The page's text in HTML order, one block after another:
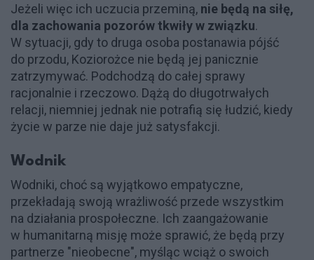
Jeżeli więc ich uczucia przeminą, nie będą na siłę,
dla zachowania pozorów tkwiły w związku.
W sytuacji, gdy to druga osoba postanawia pójść
do przodu, Koziorożce nie będą jej panicznie
zatrzymywać. Podchodzą do całej sprawy
racjonalnie i rzeczowo. Dążą do długotrwałych
relacji, niemniej jednak nie potrafią się łudzić, kiedy
życie w parze nie daje już satysfakcji.
Wodnik
Wodniki, choć są wyjątkowo empatyczne,
przekładają swoją wrażliwość przede wszystkim
na działania prospołeczne. Ich zaangażowanie
w humanitarną misję może sprawić, że będą przy
partnerze "nieobecne", myśląc wciąż o swoich